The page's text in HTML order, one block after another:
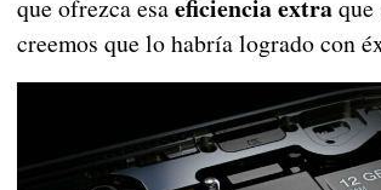
que ofrezca esaeficiencia extraque
creemos que lo habría logrado con